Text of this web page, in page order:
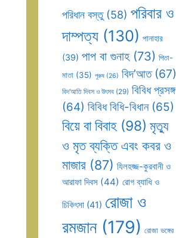
পরিধান বস্তু(58) পরিবার ও
দাম্পত্য (130) পানাহার
(39) পাপ বা গুনাহ(73) পিতা-
মাতা (35) পুরুষ (26) বিদ’আত(67)
বিদ’আতি দিবস ও উৎসব (29) বিবিধ প্রসঙ্গ
(64) বিবিধ বিধি-বিধান(65)
বিয়ে বা বিবাহ (98) মৃত্যু
ও মৃত ব্যক্তি এবং কবর ও
মাজার (87) যিলহজ্জ-কুরবানী ও
আরাফা দিবস (44) রোগ ব্যাধি ও
চিকিৎসা (41) রোজা ও
রমজান(179) রোজা ভঙ্গের